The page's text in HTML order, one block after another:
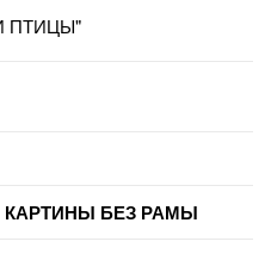
ПТИЦЫ"
БЕЗ РАМЫ